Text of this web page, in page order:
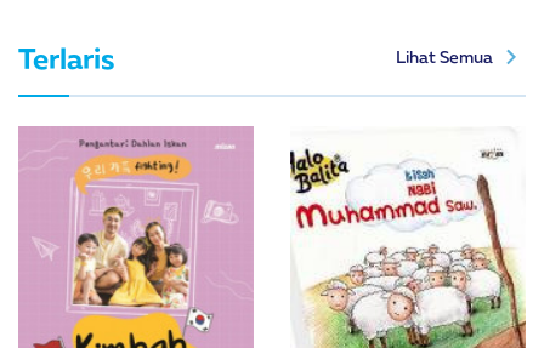
Terlaris Lihat Semua